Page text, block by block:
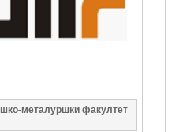
металуршки факултет